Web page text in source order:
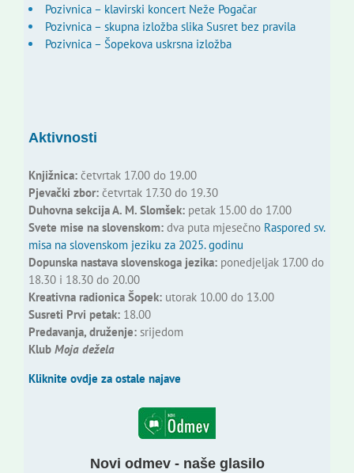
Pozivnica – klavirski koncert Neže Pogačar
Pozivnica – skupna izložba slika Susret bez pravila
Pozivnica – Šopekova uskrsna izložba
Aktivnosti
Knjižnica:četvrtak 17.00 do 19.00
Pjevački zbor:četvrtak 17.30 do 19.30
Duhovna sekcija A. M. Slomšek:petak 15.00 do 17.00
Svete mise na slovenskom:dva puta mjesečno Raspored sv.
misa na slovenskom jeziku za 2025. godinu
Dopunska nastava slovenskoga jezika:ponedjeljak 17.00 do
18.30 i 18.30 do 20.00
Kreativna radionica Šopek:utorak 10.00 do 13.00
Susreti Prvi petak:18.00
Predavanja, druženje:srijedom
Klub Moja dežela
Kliknite ovdje za ostale najave
Novi odmev - naše glasilo